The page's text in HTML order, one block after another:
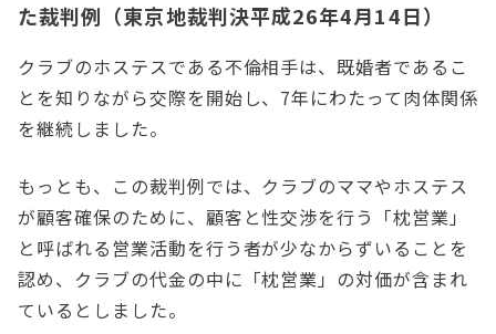
た裁判例（東京地裁判決平成26年4月14日）
クラブのホステスである不倫相手は、既婚者であるこ
とを知りながら交際を開始し、7年にわたって肉体関係
を継続しました。
もっとも、この裁判例では、クラブのママやホステス
が顧客確保のために、顧客と性交渉を行う「枕営業」
と呼ばれる営業活動を行う者が少なからずいることを
認め、クラブの代金の中に「枕営業」の対価が含まれ
ているとしました。